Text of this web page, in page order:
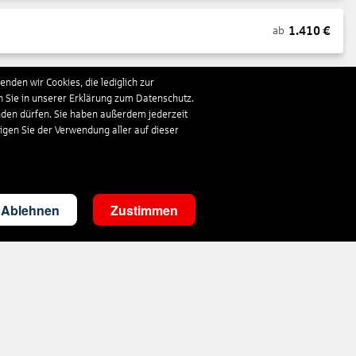
ab 1.410€
wir Cookies, die lediglich zur
in unserer Erklärung zum Datenschutz.
dürfen. Sie haben außerdem jederzeit
Sie der Verwendung aller auf dieser
Ablehnen Zustimmen